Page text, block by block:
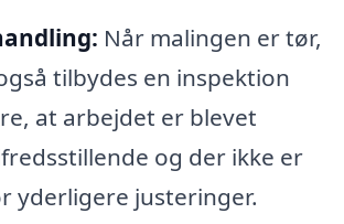
Når malingen er tør,
tilbydes en inspektion
at arbejdet er blevet
og der ikke er
yderligere justeringer.